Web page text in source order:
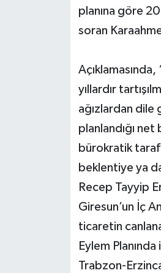
planına göre
soran
yıllardır
ağızlardan dile
planlandığı
bürokratik
beklentiye ya
Recep Tayyip
Giresun’un İç
ticaretin
Eylem
Trabzon-